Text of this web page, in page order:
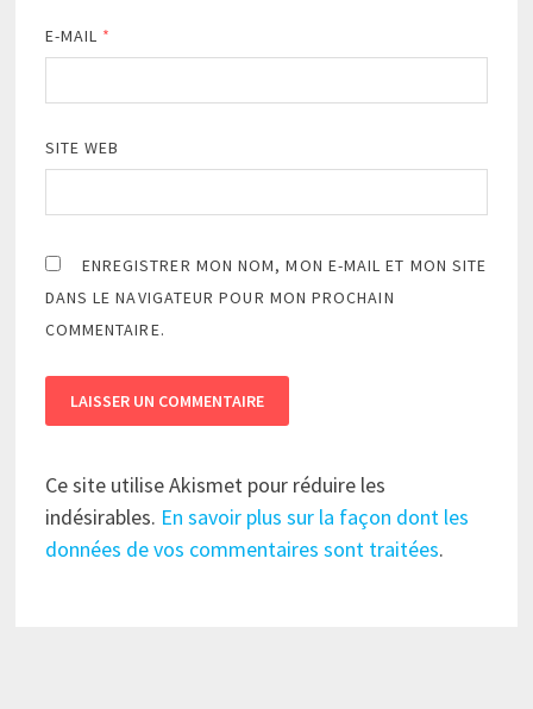
E-MAIL *
SITE WEB
ENREGISTRER MON NOM, MON E-MAIL ET MON SITE
DANS LE NAVIGATEUR POUR MON PROCHAIN
COMMENTAIRE.
Ce site utilise Akismet pour réduire les
indésirables. En savoir plus sur la façon dont les
données de vos commentaires sont traitées.